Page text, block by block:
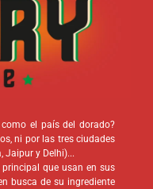
el país del dorado?
ni por las tres ciudades
Jaipur y Delhi)...
que usan en sus
busca de su ingrediente